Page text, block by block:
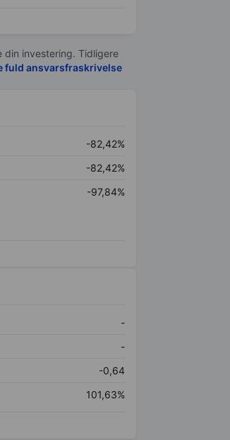
investering. Tidligere
fuld ansvarsfraskrivelse
-82,42%
-82,42%
-97,84%
-
-
-0,64
101,63%